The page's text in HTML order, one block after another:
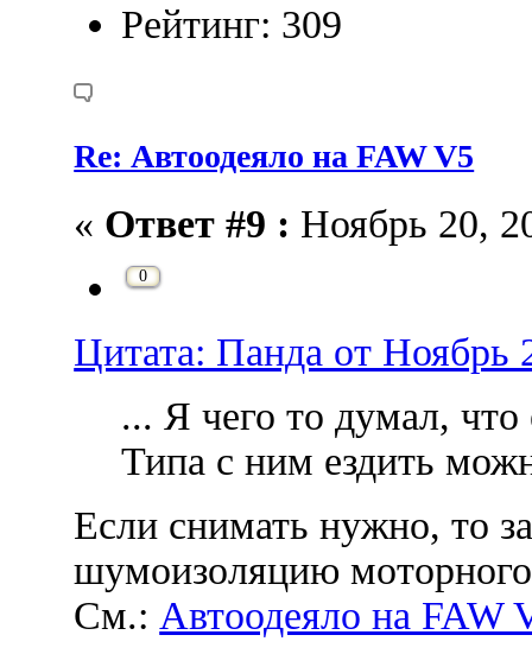
Рейтинг: 309
Re: Автоодеяло на FAW V5
« Ответ #9 : Ноябрь 20,
0
Цитата: Панда от Ноябрь
... Я чего то думал, что
Типа с ним ездить
Если снимать нужно, то
шумоизоляцию моторного
См.: Автоодеяло на FAW